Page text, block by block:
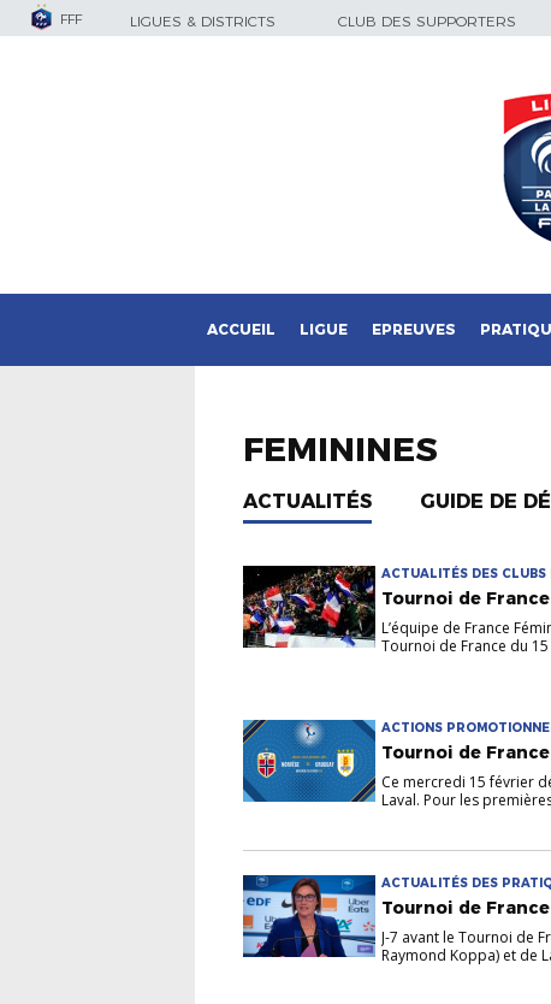
FFF LIGUES & DISTRICTS CLUB DES SUPPORTERS
ACCUEIL LIGUE EPREUVES
FEMININES
ACTUALITÉS GUIDE DE
ACTUALITÉS DES
Tournoi de
L’équipe de France
Tournoi de France du 15
ACTIONS
PRATIQUES
Tournoi de
Ce mercredi 15 février
Laval. Pour les
ACTUALITÉS DES
Tournoi de
J-7 avant le Tournoi de
Raymond Koppa) et de